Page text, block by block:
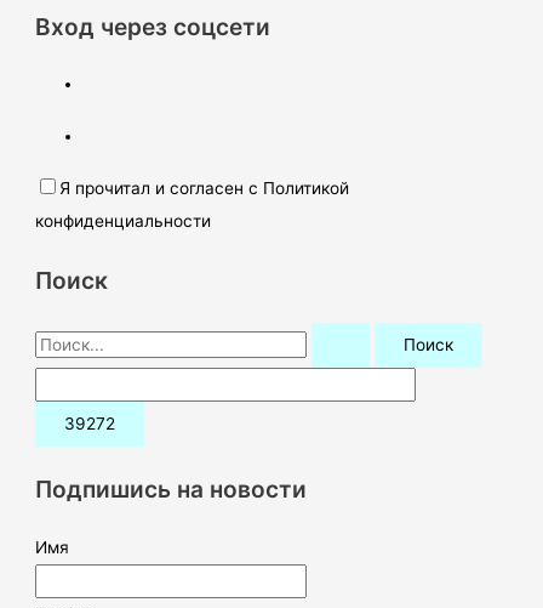
Вход через соцсети
Я прочитал и согласен с Политикой
конфиденциальности
Поиск
П
о
и
:Подпишись на новости
Имя